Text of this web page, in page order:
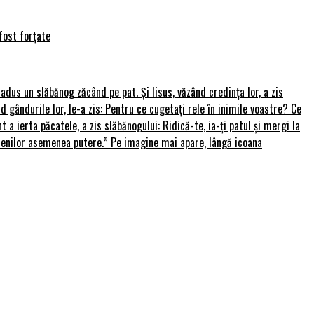
forțate
un slăbănog zăcând pe pat. Și Iisus, văzând credința lor, a zis
lor, le-a zis: Pentru ce cugetați rele în inimile voastre? Ce
a ierta păcatele, a zis slăbănogului: Ridică-te, ia-ți patul și mergi la
asemenea putere.” Pe imagine mai apare, lângă icoana